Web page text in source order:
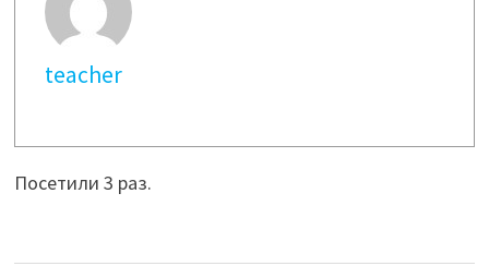
teacher
Посетили 3 раз.